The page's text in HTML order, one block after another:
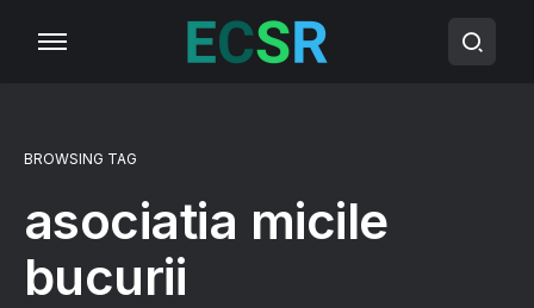
BROWSING TAG
asociatia micile
bucurii